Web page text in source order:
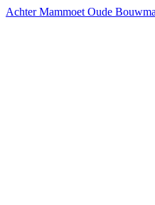
Achter Mammoet Oude